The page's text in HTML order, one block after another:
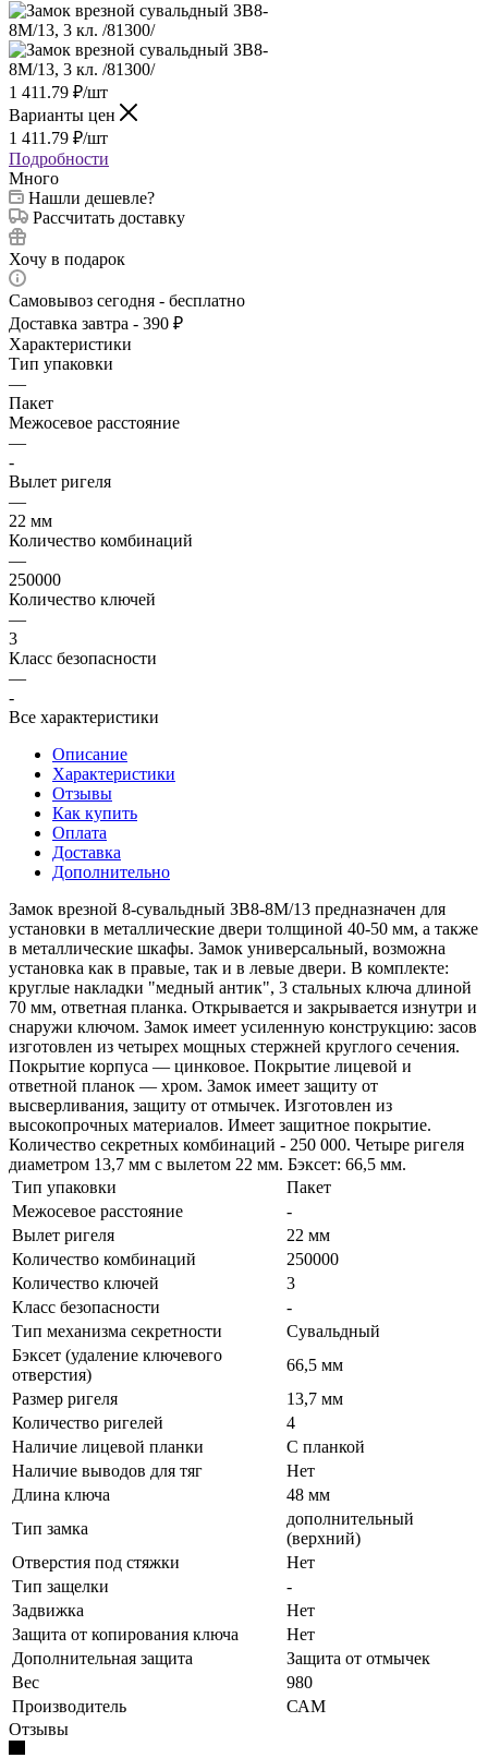
1 411.79 ₽/шт
Варианты цен
1 411.79 ₽/шт
Подробности
Много
Нашли дешевле?
Рассчитать доставку
Хочу в подарок
Самовывоз сегодня - бесплатно
Доставка завтра - 390 ₽
Характеристики
Тип упаковки
—
Пакет
Межосевое расстояние
—
-
Вылет ригеля
—
22 мм
Количество комбинаций
—
250000
Количество ключей
—
3
Класс безопасности
—
-
Все характеристики
Описание
Характеристики
Отзывы
Как купить
Оплата
Доставка
Дополнительно
Замок врезной 8-сувальдный ЗВ8-8М/13 предназначен для
установки в металлические двери толщиной 40-50 мм, а также
в металлические шкафы. Замок универсальный, возможна
установка как в правые, так и в левые двери. В комплекте:
круглые накладки "медный антик", 3 стальных ключа длиной
70 мм, ответная планка. Открывается и закрывается изнутри и
снаружи ключом. Замок имеет усиленную конструкцию: засов
изготовлен из четырех мощных стержней круглого сечения.
Покрытие корпуса — цинковое. Покрытие лицевой и
ответной планок — хром. Замок имеет защиту от
высверливания, защиту от отмычек. Изготовлен из
высокопрочных материалов. Имеет защитное покрытие.
Количество секретных комбинаций - 250 000. Четыре ригеля
диаметром 13,7 мм с вылетом 22 мм. Бэксет: 66,5 мм.
Тип упаковки
Пакет
Межосевое расстояние
-
Вылет ригеля
22 мм
Количество комбинаций
250000
Количество ключей
3
Класс безопасности
-
Тип механизма секретности
Сувальдный
Бэксет (удаление ключевого
отверстия)
66,5 мм
Размер ригеля
13,7 мм
Количество ригелей
4
Наличие лицевой планки
С планкой
Наличие выводов для тяг
Нет
Длина ключа
48 мм
Тип замка
дополнительный
(верхний)
Отверстия под стяжки
Нет
Тип защелки
-
Задвижка
Нет
Защита от копирования ключа
Нет
Дополнительная защита
Защита от отмычек
Вес
980
Производитель
САМ
Отзывы